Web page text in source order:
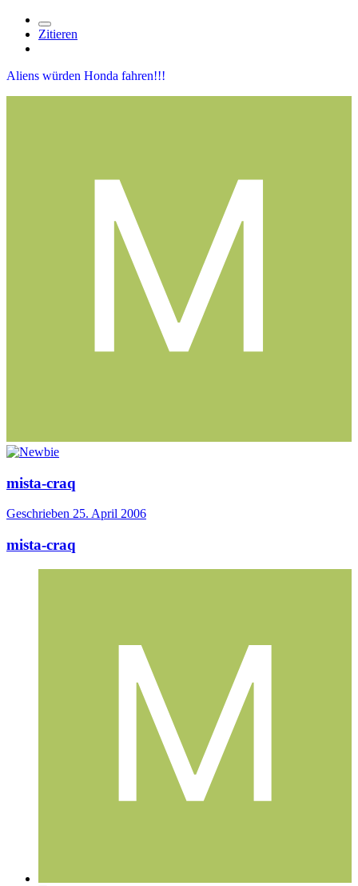
Zitieren
Aliens würden Honda fahren!!!
mista-craq
Geschrieben 25. April 2006
mista-craq